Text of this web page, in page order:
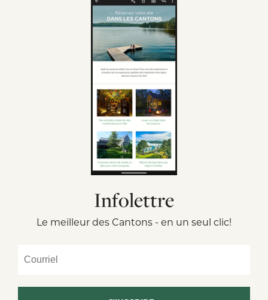
Infolettre
Le meilleur des Cantons - en un seul clic!